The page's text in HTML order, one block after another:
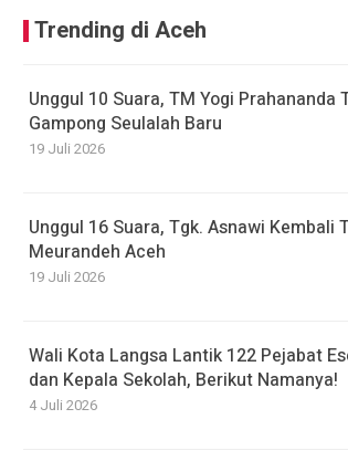
Trending di Aceh
Unggul 10 Suara, TM Yogi
Gampong Seulalah Baru
19 Juli 2026
Unggul 16 Suara, Tgk. Asnawi Kembali
Meurandeh Aceh
19 Juli 2026
Wali Kota Langsa Lantik 122 Pejabat
dan Kepala Sekolah, Berikut Namanya!
4 Juli 2026